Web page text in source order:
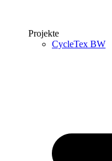
Projekte
CycleTex BW